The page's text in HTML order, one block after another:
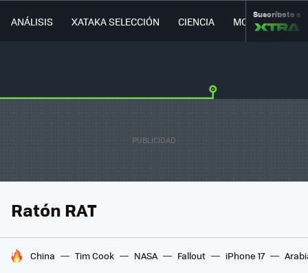
ANÁLISIS XATAKA SELECCIÓN CIENCIA MOVILIDAD
Suscríbete a
Ratón RAT
HOY SE HABLA DE
China Tim Cook NASA Fallout iPhone 17